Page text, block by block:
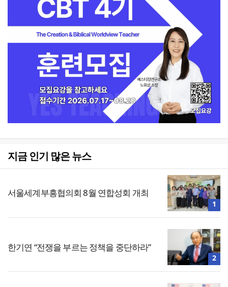
지금 인기 많은 뉴스
서울세계부흥협의회 8월 연합성회 개최
1
한기연 “전쟁을 부르는 정책을 중단하라”
2